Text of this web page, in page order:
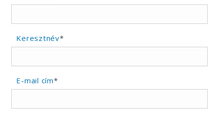
Keresztnév*
E-mail cím*